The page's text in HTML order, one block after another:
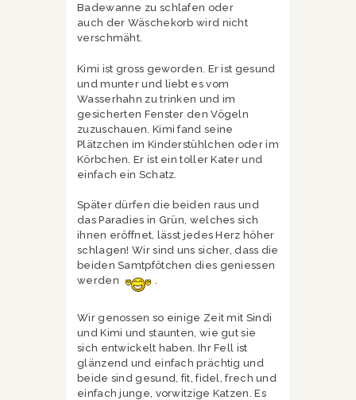
Badewanne zu schlafen oder
auch der Wäschekorb wird nicht
verschmäht.
Kimi ist gross geworden. Er ist gesund
und munter und liebt es vom
Wasserhahn zu trinken und im
gesicherten Fenster den Vögeln
zuzuschauen. Kimi fand seine
Plätzchen im Kinderstühlchen oder im
Körbchen. Er ist ein toller Kater und
einfach ein Schatz.
Später dürfen die beiden raus und
das Paradies in Grün, welches sich
ihnen eröffnet, lässt jedes Herz höher
schlagen! Wir sind uns sicher, dass die
beiden Samtpfötchen dies geniessen
werden
.
Wir genossen so einige Zeit mit Sindi
und Kimi und staunten, wie gut sie
sich entwickelt haben. Ihr Fell ist
glänzend und einfach prächtig und
beide sind gesund, fit, fidel, frech und
einfach junge, vorwitzige Katzen. Es